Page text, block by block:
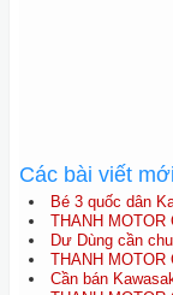
Các bài viết
Bé 3 quốc dân
THANH MOTOR
Dư Dùng cần
THANH MOTOR
Cần bán